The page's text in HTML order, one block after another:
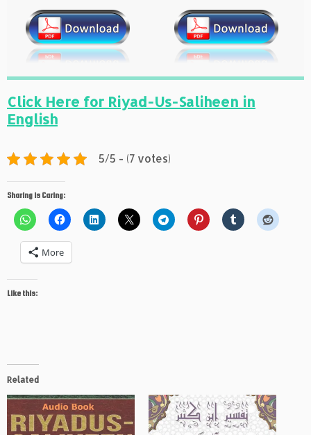
Click Here for Riyad-Us-Saliheen in
English
5/5 - (7 votes)
Sharing is Caring:
More
Like this:
Related